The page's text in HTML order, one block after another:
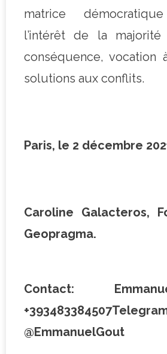
matrice
l’intérêt de la
conséquence, vocation
solutions aux conflits.
Paris, le 2 décembre
Caroline Galacteros,
Geopragma.
Contact:
@EmmanuelGout